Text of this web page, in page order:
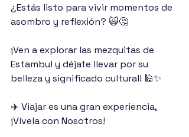
¿Estás listo para vivir momentos de
asombro y reflexión? 🙀🤔
¡Ven a explorar las mezquitas de
Estambul y déjate llevar por su
belleza y significado cultural! 🕌✨
✈️ Viajar es una gran experiencia,
¡Vívela con Nosotros!